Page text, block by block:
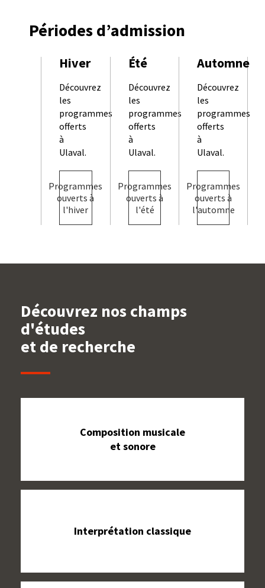
Périodes d’admission
Hiver
Découvrez
les
programmes
offerts
à
Ulaval.
Programmes
ouverts à
l'hiver
Été
Découvrez
les
programmes
offerts
à
Ulaval.
Programmes
ouverts à
l'été
Automne
Découvrez
les
programmes
offerts
à
Ulaval.
Programmes
ouverts à
l'automne
Découvrez nos champs
d'études
et de recherche
Composition musicale
et sonore
Interprétation classique